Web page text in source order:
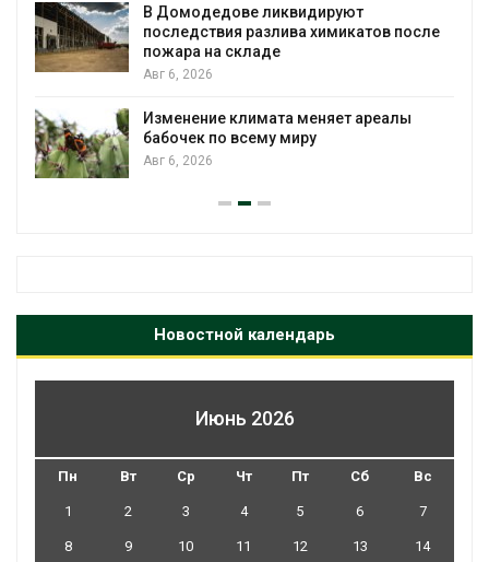
В Домодедове ликвидируют
последствия разлива химикатов после
пожара на складе
Авг 6, 2026
Изменение климата меняет ареалы
бабочек по всему миру
Авг 6, 2026
Новостной календарь
Июнь 2026
Пн Вт Ср Чт Пт Сб Вс
1 2 3 4 5 6 7
8 9 10 11 12 13 14